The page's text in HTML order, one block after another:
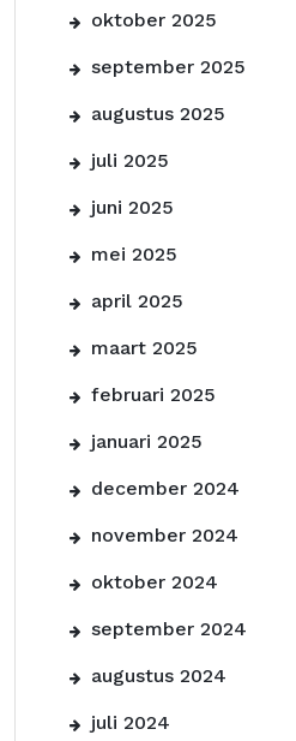
oktober 2025
september 2025
augustus 2025
juli 2025
juni 2025
mei 2025
april 2025
maart 2025
februari 2025
januari 2025
december 2024
november 2024
oktober 2024
september 2024
augustus 2024
juli 2024